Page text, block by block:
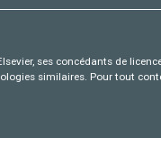
ses concédants de
similaires. Pour tout